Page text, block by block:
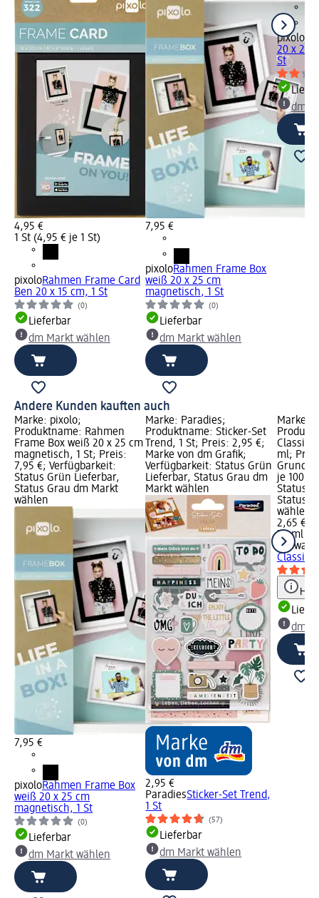
4,95 €
1 St (4,95 € je 1 St)
pixoloRahmen Frame Card
Ben 20 x 15 cm, 1 St
(0)
Lieferbar
dm Markt wählen
7,95 €
pixoloRahmen Frame Box
weiß 20 x 25 cm
magnetisch, 1 St
(0)
Lieferbar
dm Markt wählen
pixolo
20 x 25
St
dm
Andere Kunden kauften auch
Marke: pixolo;
Produktname: Rahmen
Frame Box weiß 20 x 25 cm
magnetisch, 1 St; Preis:
7,95 €; Verfügbarkeit:
Status Grün Lieferbar,
Status Grau dm Markt
wählen
7,95 €
pixoloRahmen Frame Box
weiß 20 x 25 cm
magnetisch, 1 St
(0)
Lieferbar
dm Markt wählen
Marke: Paradies;
Produktname: Sticker-Set
Trend, 1 St; Preis: 2,95 €;
Marke von dm Grafik;
Verfügbarkeit: Status Grün
Lieferbar, Status Grau dm
Markt wählen
2,95 €
ParadiesSticker-Set Trend,
1 St
(57)
Lieferbar
dm Markt wählen
Marke:
Classic
ml;
je 100
Status
Status
wählen
2,65 €
75 ml
Classic
dm